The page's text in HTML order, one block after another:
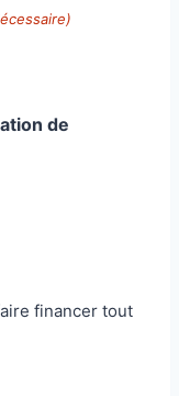
de
financer tout